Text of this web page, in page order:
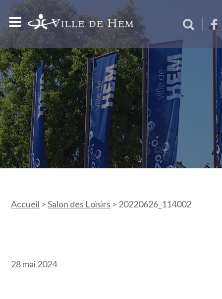
Accueil >Salon des Loisirs > 20220626_114002
28 mai 2024